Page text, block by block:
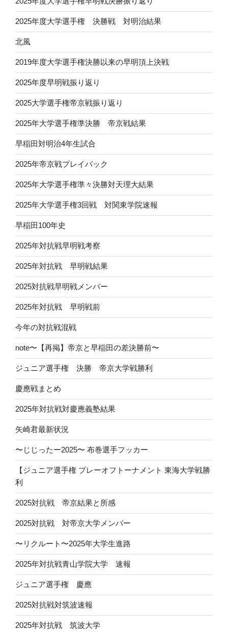
2025年度大学選手権 決勝戦 対明治結果
北風
2019年度大学選手権決勝以来の早明頂上決戦
2025年度早明戦振り返り
2025大学選手権帝京戦振り返り
2025年大学選手権準決勝 帝京戦結果
早稲田対明治4年生試合
2025年帝京戦プレイバック
2025年大学選手権準々決勝対天理大結果
2025年大学選手権3回戦 対関東学院速報
早稲田100年史
2025年対抗戦早明戦考察
2025年対抗戦 早明戦結果
2025対抗戦早明戦メンバー
2025年対抗戦 早明戦前
今年の対抗戦混戦
note〜【再掲】帝京と早稲田の差決勝前〜
ジュニア選手権 決勝 帝京大学戦勝利
慶應戦まとめ
2025年対抗戦対慶應義塾結果
矢崎君最新状況
〜じじったー2025〜 布巻選手フッカー
【ジュニア選手権 プレーオフトーナメント 東海大学戦勝
利
2025対抗戦 帝京結果と所感
2025対抗戦 対帝京大学メンバー
〜リクルート〜2025年大学生進路
2025年対抗戦青山学院大学 速報
ジュニア選手権 慶應
2025対抗戦対筑波速報
2025年対抗戦 筑波大学